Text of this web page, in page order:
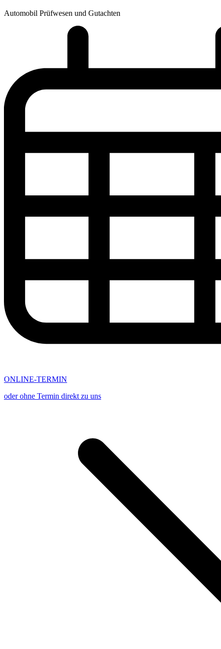
Automobil Prüfwesen und Gutachten
ONLINE-TERMIN
oder ohne Termin direkt zu uns